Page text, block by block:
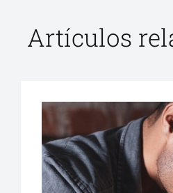
Artículos